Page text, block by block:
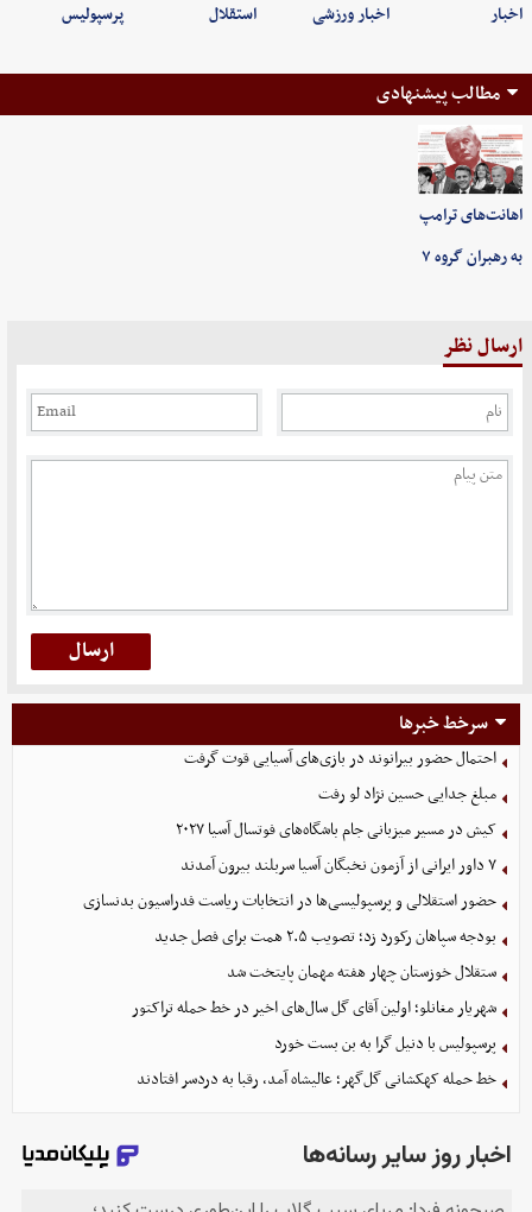
اخبار اخبار ورزشی استقلال پرسپولیس
مطالب پیشنهادی
اهانت‌های ترامپ
به رهبران گروه ۷
ارسال نظر
سرخط خبرها
احتمال حضور بیرانوند در بازی‌های آسیایی قوت گرفت
مبلغ جدایی حسین نژاد لو رفت
کیش در مسیر میزبانی جام باشگاه‌های فوتسال آسیا ۲۰۲۷
۷ داور ایرانی از آزمون نخبگان آسیا سربلند بیرون آمدند
حضور استقلالی و پرسپولیسی‌ها در انتخابات ریاست فدراسیون بدنسازی
بودجه سپاهان رکورد زد؛ تصویب ۲.۵ همت برای فصل جدید
ستقلال خوزستان چهار هفته مهمان پایتخت شد
شهریار مغانلو؛ اولین آقای گل سال‌های اخیر در خط حمله تراکتور
پرسپولیس با دنیل گرا به بن بست خورد
خط حمله کهکشانی گل‌گهر؛ عالیشاه آمد، رقبا به دردسر افتادند